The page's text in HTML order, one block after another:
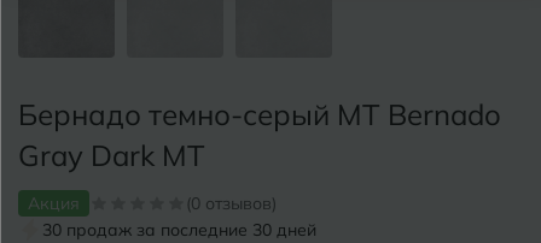
Бернадо темно-серый MT Bernado
Gray Dark MT
Акция
(0 отзывов)
30 продаж за последние 30 дней
Анапа
Армавир
Псков